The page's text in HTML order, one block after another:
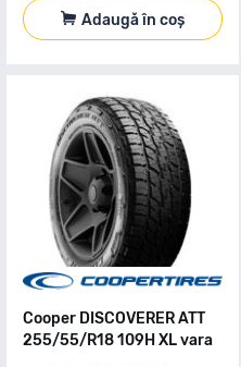
Adaugă în coș
Cooper DISCOVERER ATT
255/55/R18 109H XL vara